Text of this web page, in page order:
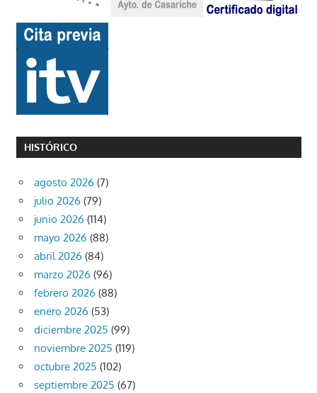
HISTÓRICO
agosto 2026 (7)
julio 2026 (79)
junio 2026 (114)
mayo 2026 (88)
abril 2026 (84)
marzo 2026 (96)
febrero 2026 (88)
enero 2026 (53)
diciembre 2025 (99)
noviembre 2025 (119)
octubre 2025 (102)
septiembre 2025 (67)